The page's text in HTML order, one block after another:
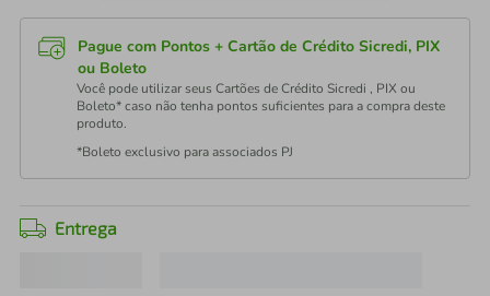
Pague com Pontos + Cartão de Crédito Sicredi, PIX
ou Boleto
Você pode utilizar seus Cartões de Crédito Sicredi , PIX ou
Boleto* caso não tenha pontos suficientes para a compra deste
produto.
*Boleto exclusivo para associados PJ
Entrega